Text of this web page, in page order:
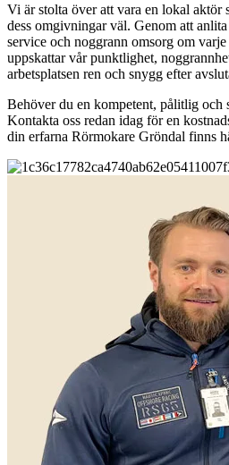
Vi är stolta över att vara en lokal aktör
dess omgivningar väl. Genom att
service och noggrann omsorg om
uppskattar vår punktlighet,
arbetsplatsen ren och snygg efter
Behöver du en kompetent, pålitlig och
Kontakta oss redan idag för en
din erfarna Rörmokare Gröndal finns